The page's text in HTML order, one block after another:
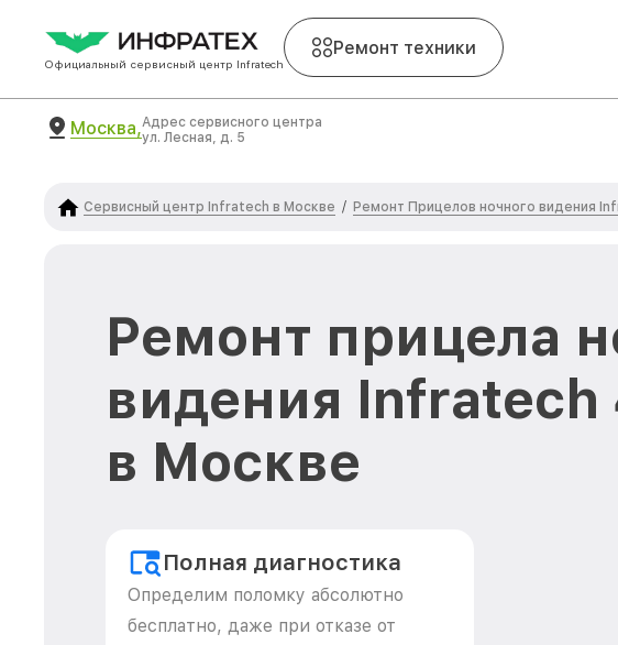
Официальный сервисный центр Infratech
Ремонт техники
Москва,Адрес сервисного центра
ул. Лесная, д. 5
Сервисный центр Infratech в Москве / Ремонт Прицелов ночного видения
Ремонт прицела
видения
в Москве
Полная диагностика
Определим поломку абсолютно
бесплатно, даже при отказе от